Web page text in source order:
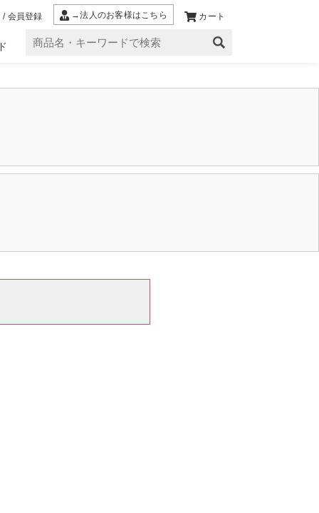
/ 会員登録 →法人のお客様はこちら カート